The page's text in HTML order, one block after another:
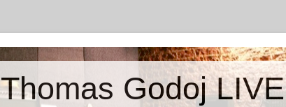
Thomas Godoj